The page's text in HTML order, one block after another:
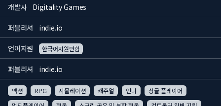
개발사 Digitality Games
퍼블리셔 indie.io
언어지원 한국어지원안함
퍼블리셔 indie.io
액션 RPG 시뮬레이션 캐주얼 인디
싱글 플레이어